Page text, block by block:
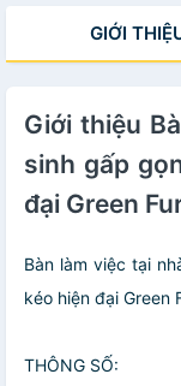
GIỚI
Giới thiệu
sinh gấp
đại Green
Bàn làm việc tại
kéo hiện đại Green
THÔNG SỐ: